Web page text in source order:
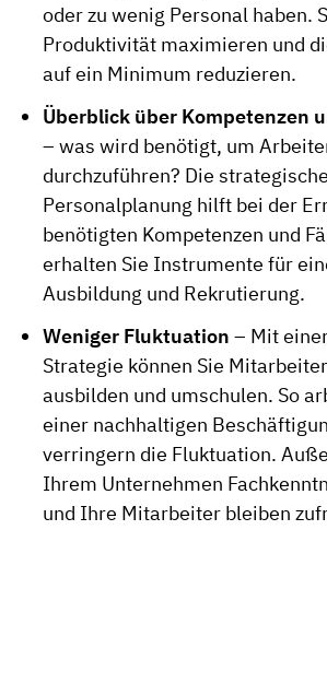
oder zu wenig Personal haben.
Produktivität maximieren und
auf ein Minimum reduzieren.
Überblick über Kompetenzen
– was wird benötigt, um
durchzuführen? Die strategische
Personalplanung hilft bei der
benötigten Kompetenzen und
erhalten Sie Instrumente für
Ausbildung und Rekrutierung.
Weniger Fluktuation – Mit
Strategie können Sie
ausbilden und umschulen. So
einer nachhaltigen
verringern die Fluktuation.
Ihrem Unternehmen
und Ihre Mitarbeiter bleiben